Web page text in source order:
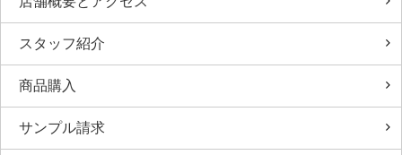
スタッフ紹介
商品購入
サンプル請求